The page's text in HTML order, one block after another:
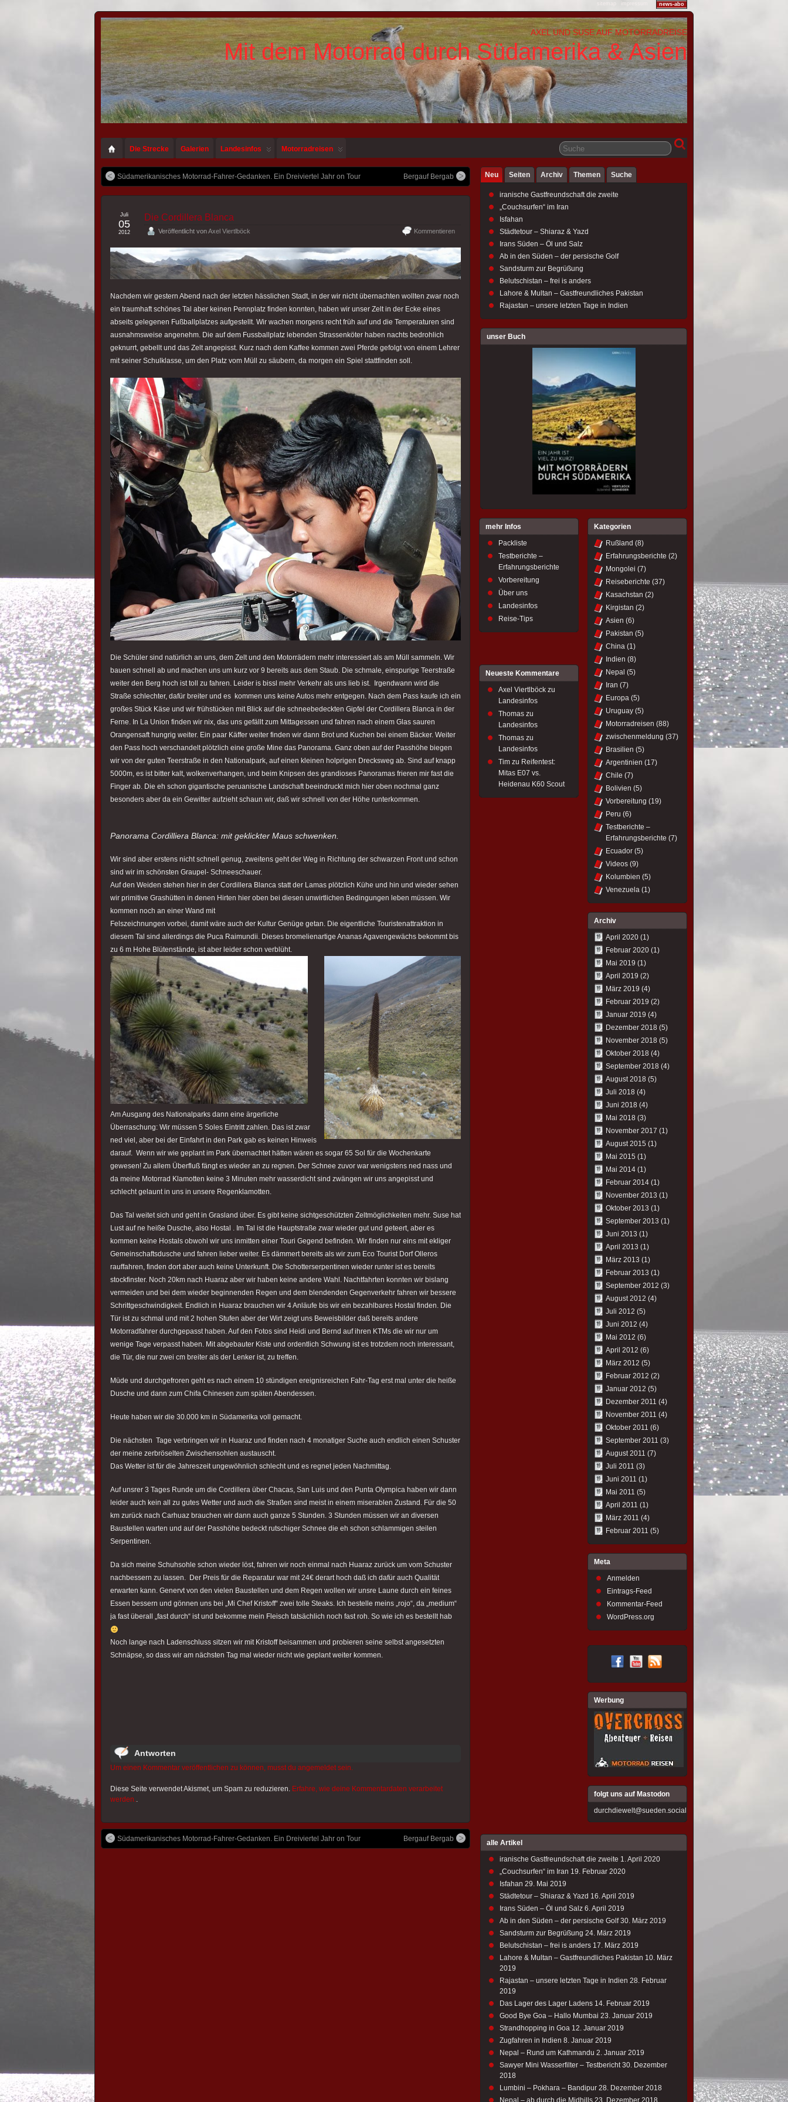
news-abo
impressum
AXEL UND SUSE AUF MOTORRADREISE
Mit dem Motorrad durch Südamerika & Asien
Die Strecke Galerien Landesinfos Motorradreisen
Südamerikanisches Motorrad-Fahrer-Gedanken. Ein Dreiviertel Jahr on Tour Bergauf Bergab
Die Cordillera Blanca
Veröffentlicht vonAxel Viertlböck Kommentieren
Juli
05
2012
Nachdem wir gestern Abend nach der letzten hässlichen Stadt, in der wir nicht übernachten wollten zwar noch
ein traumhaft schönes Tal aber keinen Pennplatz finden konnten, haben wir unser Zelt in der Ecke eines
abseits gelegenen Fußballplatzes aufgestellt. Wir wachen morgens recht früh auf und die Temperaturen sind
ausnahmsweise angenehm. Die auf dem Fussballplatz lebenden Strassenköter haben nachts bedrohlich
geknurrt, gebellt und das Zelt angepisst. Kurz nach dem Kaffee kommen zwei Pferde gefolgt von einem Lehrer
mit seiner Schulklasse, um den Platz vom Müll zu säubern, da morgen ein Spiel stattfinden soll.
Die Schüler sind natürlich an uns, dem Zelt und den Motorrädern mehr interessiert als am Müll sammeln. Wir
bauen schnell ab und machen uns um kurz vor 9 bereits aus dem Staub. Die schmale, einspurige Teerstraße
weiter den Berg hoch ist toll zu fahren. Leider is bissl mehr Verkehr als uns lieb ist. Irgendwann wird die
Straße schlechter, dafür breiter und es kommen uns keine Autos mehr entgegen. Nach dem Pass kaufe ich ein
großes Stück Käse und wir frühstücken mit Blick auf die schneebedeckten Gipfel der Cordillera Blanca in der
Ferne. In La Union finden wir nix, das uns gefällt zum Mittagessen und fahren nach einem Glas sauren
Orangensaft hungrig weiter. Ein paar Käffer weiter finden wir dann Brot und Kuchen bei einem Bäcker. Weiter
den Pass hoch verschandelt plötzlich eine große Mine das Panorama. Ganz oben auf der Passhöhe biegen
wir von der guten Teerstraße in den Nationalpark, auf einen kleinen holprigen Drecksweg ab. Sind auf knapp
5000m, es ist bitter kalt, wolkenverhangen, und beim Knipsen des grandioses Panoramas frieren mir fast die
Finger ab. Die eh schon gigantische peruanische Landschaft beeindruckt mich hier oben nochmal ganz
besonders aber da ein Gewitter aufzieht schaun wir, daß wir schnell von der Höhe runterkommen.
Panorama Cordilliera Blanca: mit geklickter Maus schwenken.
Wir sind aber erstens nicht schnell genug, zweitens geht der Weg in Richtung der schwarzen Front und schon
sind wir im schönsten Graupel- Schneeschauer.
Auf den Weiden stehen hier in der Cordillera Blanca statt der Lamas plötzlich Kühe und hin und wieder sehen
wir primitive Grashütten in denen Hirten hier oben bei diesen unwirtlichen Bedingungen leben müssen. Wir
kommen noch an einer Wand mit
Felszeichnungen vorbei, damit wäre auch der Kultur Genüge getan. Die eigentliche Touristenattraktion in
diesem Tal sind allerdings die Puca Raimundii. Dieses bromelienartige Ananas Agavengewächs bekommt bis
zu 6 m Hohe Blütenstände, ist aber leider schon verblüht.
Am Ausgang des Nationalparks dann eine ärgerliche
Überraschung: Wir müssen 5 Soles Eintritt zahlen. Das ist zwar
ned viel, aber bei der Einfahrt in den Park gab es keinen Hinweis
darauf. Wenn wir wie geplant im Park übernachtet hätten wären es sogar 65 Sol für die Wochenkarte
gewesen! Zu allem Überfluß fängt es wieder an zu regnen. Der Schnee zuvor war wenigstens ned nass und
da meine Motorrad Klamotten keine 3 Minuten mehr wasserdicht sind zwängen wir uns angepisst und
schlecht gelaunt in uns in unsere Regenklamotten.
Das Tal weitet sich und geht in Grasland über. Es gibt keine sichtgeschützten Zeltmöglichkeiten mehr. Suse hat
Lust auf ne heiße Dusche, also Hostal . Im Tal ist die Hauptstraße zwar wieder gut und geteert, aber es
kommen keine Hostals obwohl wir uns inmitten einer Touri Gegend befinden. Wir finden nur eins mit ekliger
Gemeinschaftsdusche und fahren lieber weiter. Es dämmert bereits als wir zum Eco Tourist Dorf Olleros
rauffahren, finden dort aber auch keine Unterkunft. Die Schotterserpentinen wieder runter ist es bereits
stockfinster. Noch 20km nach Huaraz aber wir haben keine andere Wahl. Nachtfahrten konnten wir bislang
vermeiden und bei dem wieder beginnenden Regen und dem blendenden Gegenverkehr fahren wir bessere
Schrittgeschwindigkeit. Endlich in Huaraz brauchen wir 4 Anläufe bis wir ein bezahlbares Hostal finden. Die
Tür ist zu schmal und mit 2 hohen Stufen aber der Wirt zeigt uns Beweisbilder daß bereits andere
Motorradfahrer durchgepasst haben. Auf den Fotos sind Heidi und Bernd auf ihren KTMs die wir nur um
wenige Tage verpasst haben. Mit abgebauter Kiste und ordentlich Schwung ist es trotzdem noch interessant,
die Tür, die nur zwei cm breiter als der Lenker ist, zu treffen.
Müde und durchgefroren geht es nach einem 10 stündigen ereignisreichen Fahr-Tag erst mal unter die heiße
Dusche und dann zum Chifa Chinesen zum späten Abendessen.
Heute haben wir die 30.000 km in Südamerika voll gemacht.
Die nächsten Tage verbringen wir in Huaraz und finden nach 4 monatiger Suche auch endlich einen Schuster
der meine zerbröselten Zwischensohlen austauscht.
Das Wetter ist für die Jahreszeit ungewöhnlich schlecht und es regnet jeden Nachmittag.
Auf unsrer 3 Tages Runde um die Cordillera über Chacas, San Luis und den Punta Olympica haben wir dann
leider auch kein all zu gutes Wetter und auch die Straßen sind meist in einem miserablen Zustand. Für die 50
km zurück nach Carhuaz brauchen wir dann auch ganze 5 Stunden. 3 Stunden müssen wir an diversen
Baustellen warten und auf der Passhöhe bedeckt rutschiger Schnee die eh schon schlammigen steilen
Serpentinen.
Da sich meine Schuhsohle schon wieder löst, fahren wir noch einmal nach Huaraz zurück um vom Schuster
nachbessern zu lassen. Der Preis für die Reparatur war mit 24€ derart hoch daß ich dafür auch Qualität
erwarten kann. Genervt von den vielen Baustellen und dem Regen wollen wir unsre Laune durch ein feines
Essen bessern und gönnen uns bei „Mi Chef Kristoff“ zwei tolle Steaks. Ich bestelle meins „rojo“, da „medium“
ja fast überall „fast durch“ ist und bekomme mein Fleisch tatsächlich noch fast roh. So wie ich es bestellt hab
Noch lange nach Ladenschluss sitzen wir mit Kristoff beisammen und probieren seine selbst angesetzten
Schnäpse, so dass wir am nächsten Tag mal wieder nicht wie geplant weiter kommen.
Antworten
Um einen Kommentar veröffentlichen zu können, musst du angemeldet sein.
Diese Seite verwendet Akismet, um Spam zu reduzieren. Erfahre, wie deine Kommentardaten verarbeitet
werden..
Südamerikanisches Motorrad-Fahrer-Gedanken. Ein Dreiviertel Jahr on Tour Bergauf Bergab
Neu Seiten Archiv Themen Suche
iranische Gastfreundschaft die zweite
„Couchsurfen“ im Iran
Isfahan
Städtetour – Shiaraz & Yazd
Irans Süden – Öl und Salz
Ab in den Süden – der persische Golf
Sandsturm zur Begrüßung
Belutschistan – frei is anders
Lahore & Multan – Gastfreundliches Pakistan
Rajastan – unsere letzten Tage in Indien
unser Buch
Kategorien
Rußland (8)
Erfahrungsberichte (2)
Mongolei (7)
Reiseberichte (37)
Kasachstan (2)
Kirgistan (2)
Asien (6)
Pakistan (5)
China (1)
Indien (8)
Nepal (5)
Iran (7)
Europa (5)
Uruguay (5)
Motorradreisen (88)
zwischenmeldung (37)
Brasilien (5)
Argentinien (17)
Chile (7)
Bolivien (5)
Vorbereitung (19)
Peru (6)
Testberichte –
Erfahrungsberichte (7)
Ecuador (5)
Videos (9)
Kolumbien (5)
Venezuela (1)
Archiv
April 2020 (1)
Februar 2020 (1)
Mai 2019 (1)
April 2019 (2)
März 2019 (4)
Februar 2019 (2)
Januar 2019 (4)
Dezember 2018 (5)
November 2018 (5)
Oktober 2018 (4)
September 2018 (4)
August 2018 (5)
Juli 2018 (4)
Juni 2018 (4)
Mai 2018 (3)
November 2017 (1)
August 2015 (1)
Mai 2015 (1)
Mai 2014 (1)
Februar 2014 (1)
November 2013 (1)
Oktober 2013 (1)
September 2013 (1)
Juni 2013 (1)
April 2013 (1)
März 2013 (1)
Februar 2013 (1)
September 2012 (3)
August 2012 (4)
Juli 2012 (5)
Juni 2012 (4)
Mai 2012 (6)
April 2012 (6)
März 2012 (5)
Februar 2012 (2)
Januar 2012 (5)
Dezember 2011 (4)
November 2011 (4)
Oktober 2011 (6)
September 2011 (3)
August 2011 (7)
Juli 2011 (3)
Juni 2011 (1)
Mai 2011 (5)
April 2011 (1)
März 2011 (4)
Februar 2011 (5)
Meta
Anmelden
Eintrags-Feed
Kommentar-Feed
WordPress.org
Werbung
folgt uns auf Mastodon
durchdiewelt@sueden.social
mehr Infos
Packliste
Testberichte –
Erfahrungsberichte
Vorbereitung
Über uns
Landesinfos
Reise-Tips
Neueste Kommentare
Axel Viertlböck zu
Landesinfos
Thomas zu
Landesinfos
Thomas zu
Landesinfos
Tim zu Reifentest:
Mitas E07 vs.
Heidenau K60 Scout
alle Artikel
iranische Gastfreundschaft die zweite 1. April 2020
„Couchsurfen“ im Iran 19. Februar 2020
Isfahan 29. Mai 2019
Städtetour – Shiaraz & Yazd 16. April 2019
Irans Süden – Öl und Salz 6. April 2019
Ab in den Süden – der persische Golf 30. März 2019
Sandsturm zur Begrüßung 24. März 2019
Belutschistan – frei is anders 17. März 2019
Lahore & Multan – Gastfreundliches Pakistan 10. März
2019
Rajastan – unsere letzten Tage in Indien 28. Februar
2019
Das Lager des Lager Ladens 14. Februar 2019
Good Bye Goa – Hallo Mumbai 23. Januar 2019
Strandhopping in Goa 12. Januar 2019
Zugfahren in Indien 8. Januar 2019
Nepal – Rund um Kathmandu 2. Januar 2019
Sawyer Mini Wasserfilter – Testbericht 30. Dezember
2018
Lumbini – Pokhara – Bandipur 28. Dezember 2018
Nepal – ab durch die Midhills 23. Dezember 2018